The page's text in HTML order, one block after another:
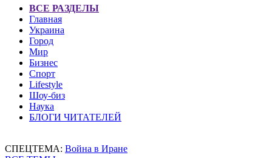
ВСЕ РАЗДЕЛЫ
Главная
Украина
Город
Мир
Бизнес
Спорт
Lifestyle
Шоу-биз
Наука
БЛОГИ ЧИТАТЕЛЕЙ
СПЕЦТЕМА: Война в Иране